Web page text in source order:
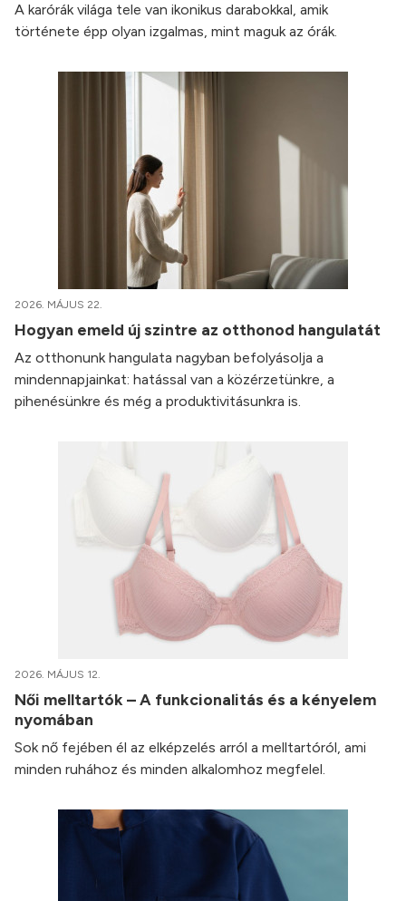
A karórák világa tele van ikonikus darabokkal, amik
története épp olyan izgalmas, mint maguk az órák.
2026. MÁJUS 22.
Hogyan emeld új szintre az otthonod hangulatát
Az otthonunk hangulata nagyban befolyásolja a
mindennapjainkat: hatással van a közérzetünkre, a
pihenésünkre és még a produktivitásunkra is.
2026. MÁJUS 12.
Női melltartók – A funkcionalitás és a kényelem
nyomában
Sok nő fejében él az elképzelés arról a melltartóról, ami
minden ruhához és minden alkalomhoz megfelel.